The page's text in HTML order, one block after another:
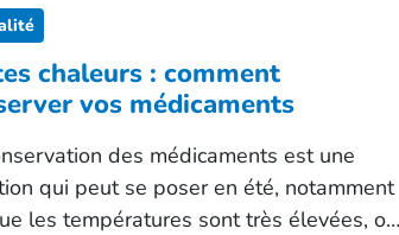
chaleurs : comment
vos médicaments
des médicaments est une
qui peut se poser en été, notamment
les températures sont très élevées, ou